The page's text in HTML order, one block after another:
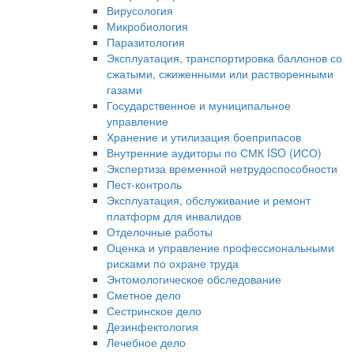
Вирусология
Микробиология
Паразитология
Эксплуатация, транспортировка баллонов со
сжатыми, сжиженными или растворенными
газами
Государственное и муниципальное
управление
Хранение и утилизация боеприпасов
Внутренние аудиторы по СМК ISO (ИСО)
Экспертиза временной нетрудоспособности
Пест-контроль
Эксплуатация, обслуживание и ремонт
платформ для инвалидов
Отделочные работы
Оценка и управление профессиональными
рисками по охране труда
Энтомологическое обследование
Сметное дело
Сестринское дело
Дезинфектология
Лечебное дело